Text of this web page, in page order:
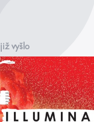
již vyšlo